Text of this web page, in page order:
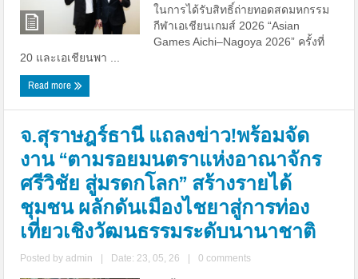
ในการได้รับสิทธิ์ถ่ายทอดสดมหกรรม
กีฬาเอเชียนเกมส์ 2026 “Asian
Games Aichi–Nagoya 2026” ครั้งที่
20 และเอเชียนพา ...
Read more
จ.สุราษฎร์ธานี แถลงข่าว!พร้อมจัด
งาน “ตามรอยมนตราแห่งอาณาจักร
ศรีวิชัย สู่มรดกโลก” สร้างรายได้
ชุมชน ผลักดันเมืองไชยาสู่การท่อง
เที่ยวเชิงวัฒนธรรมระดับนานาชาติ
Posted byadmin Date: 23, 05, 26 0 comments